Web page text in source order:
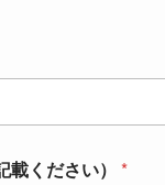
ください） *